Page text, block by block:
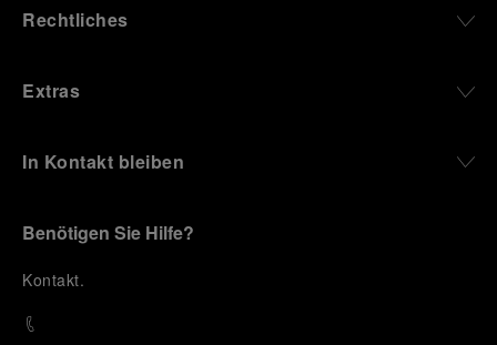
Rechtliches
Extras
In Kontakt bleiben
Benötigen Sie Hilfe?
Kontakt.